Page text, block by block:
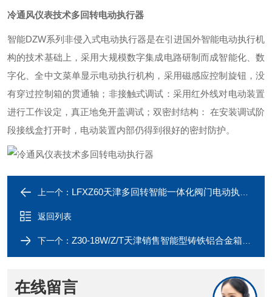
冷通风仪表技术多回转电动执行器
智能DZW系列非侵入式电动执行器是在引进国外智能电动执行机
构的技术基础上，采用大规模数字集成电路研制而成智能化、数
字化、全中文菜单显示电动执行机构，采用磁感应控制旋钮，没
有穿过控制箱的贯通轴；非接触式调试：采用红外线对电动装置
进行工作设定，真正地免开盖调试；双密封结构： 在安装调试阶
段接线盒打开时，电动装置内部仍得到很好的密封防护。
上一个： LFXZ60天津多回转智能一体化阀门电动执行器价格
返回列表
下一个： Z30-18W/Z/T天津销售智能型铸铁铝合金箱体电动执行器
在线留言